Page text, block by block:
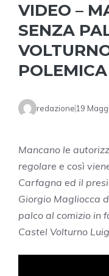
VIDEO –
SENZA
POLEMICA
redazione 19
Mancano le
regolare e così
Carfagna ed il
Giorgio Magliocca
palco al comizio in
Castel Volturno